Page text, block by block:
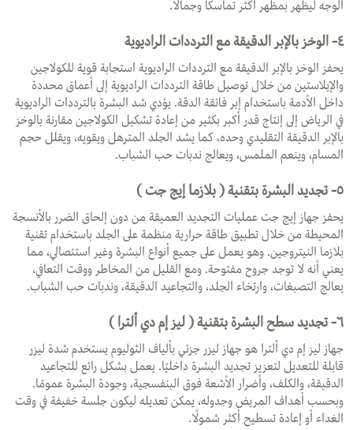
الوجه ليظهر بمظهر أكثر تماسكًا وجمالًا.
٤- الوخز بالإبر الدقيقة مع الترددات الراديوية
يحفز الوخز بالإبر الدقيقة مع الترددات الراديوية استجابة قوية للكولاجين
والإيلاستين من خلال توصيل طاقة الترددات الراديوية إلى أعماق محددة
داخل الأدمة باستخدام إبر فائقة الدقة. يؤدي شد البشرة بالترددات الراديوية
في الرياض إلى إنتاج قدر أكبر بكثير من إعادة تشكيل الكولاجين مقارنة بالوخز
بالإبر الدقيقة التقليدي وحده، كما يشد الجلد المترهل ويقويه، ويقلل حجم
المسام، وينعم الملمس، ويعالج ندبات حب الشباب.
٥- تجديد البشرة بتقنية ( بلازما إيج جت )
يحفز جهاز إيج جت عمليات التجديد العميقة من دون إلحاق الضرر بالأنسجة
المحيطة من خلال تطبيق طاقة حرارية منظمة على الجلد باستخدام تقنية
بلازما النيتروجين. وهو يعمل على جميع أنواع البشرة وغير استئصالي، مما
يعني أنه لا توجد جروح مفتوحة. ومع القليل من المخاطر ووقت التعافي،
يعالج التصبغات، وارتخاء الجلد، والتجاعيد الدقيقة، وندبات حب الشباب.
٦- تجديد سطح البشرة بتقنية (ليز إم دي ألترا )
جهاز ليز إم دي ألترا هو جهاز ليزر جزئي بألياف الثوليوم يستخدم شدة ليزر
قابلة للتعديل لتعزيز تجديد البشرة داخليًا. يعمل بشكل رائع للتجاعيد
الدقيقة، والكلف، وأضرار الأشعة فوق البنفسجية، وجودة البشرة عمومًا.
وبحسب أهداف المريض وجدوله، يمكن تعديله ليكون جلسة خفيفة في وقت
الغداء أو إعادة تسطيح أكثر شمولًا.